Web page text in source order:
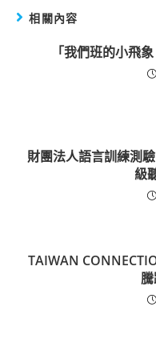
相關內容
「我們班的小飛
財團法人語言訓練測
級
TAIWAN